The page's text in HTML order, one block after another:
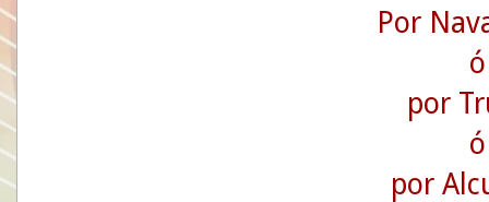
Por
ó
por
ó
por